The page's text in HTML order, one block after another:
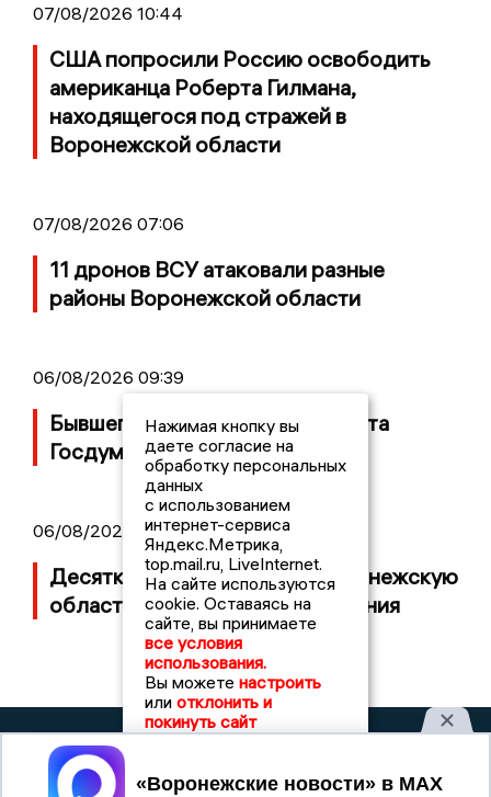
07/08/2026 10:44
США попросили Россию освободить
американца Роберта Гилмана,
находящегося под стражей в
Воронежской области
07/08/2026 07:06
11 дронов ВСУ атаковали разные
районы Воронежской области
06/08/2026 09:39
Бывшего воронежского депутата
Госдумы объявили в розыск
06/08/2026 08:54
Десятки БПЛА атаковали Воронежскую
область ночью, есть повреждения
ВОРОНЕЖСКИЕ
НОВОСТИ
Нажимая кнопку вы
даете согласие на
обработку персональных
данных
с использованием
интернет-сервиса
Яндекс.Метрика,
top.mail.ru, LiveInternet.
На сайте используются
cookie. Оставаясь на
сайте, вы принимаете
все условия
использования.
Вы можете настроить
или отклонить и
покинуть сайт
Принять